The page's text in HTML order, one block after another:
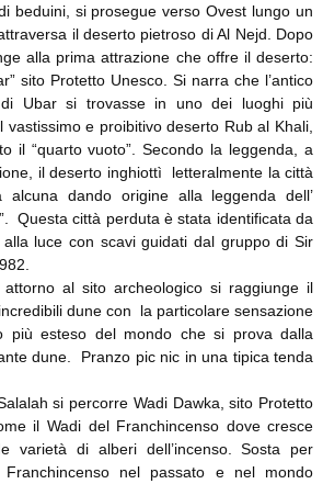
beduini, si prosegue verso Ovest lungo un
il deserto pietroso di Al Nejd. Dopo
alla prima attrazione che offre il deserto:
sito Protetto Unesco. Si narra che l’antico
Ubar si trovasse in uno dei luoghi più
vastissimo e proibitivo deserto Rub al Khali,
il “quarto vuoto”. Secondo la leggenda, a
il deserto inghiottì letteralmente la città
alcuna dando origine alla leggenda dell’
Questa città perduta è stata identificata da
luce con scavi guidati dal gruppo di Sir
al sito archeologico si raggiunge il
dune con la particolare sensazione
più esteso del mondo che si prova dalla
dune. Pranzo pic nic in una tipica tenda
si percorre Wadi Dawka, sito Protetto
il Wadi del Franchincenso dove cresce
varietà di alberi dell’incenso. Sosta per
Franchincenso nel passato e nel mondo